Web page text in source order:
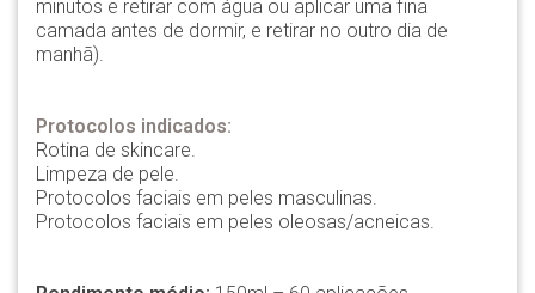
minutos e retirar com água ou aplicar uma fina
camada antes de dormir, e retirar no outro dia de
manhã).
Protocolos indicados:
Rotina de skincare.
Limpeza de pele.
Protocolos faciais em peles masculinas.
Protocolos faciais em peles oleosas/acneicas.